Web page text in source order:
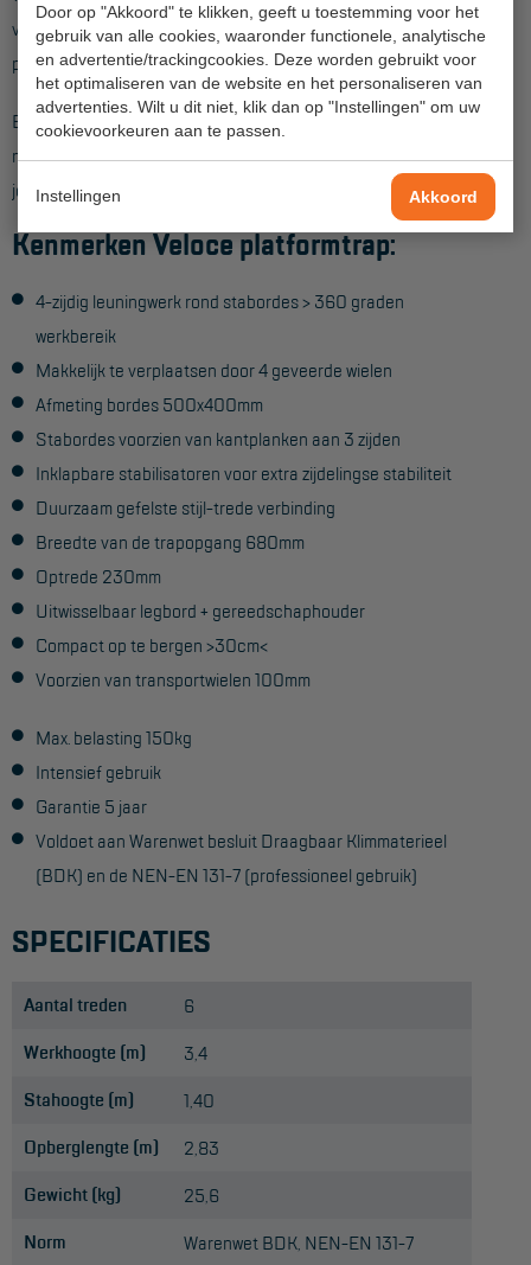
Door op "Akkoord" te klikken, geeft u toestemming voor het
gebruik van alle cookies, waaronder functionele, analytische
en advertentie/trackingcookies. Deze worden gebruikt voor
het optimaliseren van de website en het personaliseren van
advertenties. Wilt u dit niet, klik dan op "Instellingen" om uw
cookievoorkeuren aan te passen.
Instellingen Akkoord
Wet- en regelgeving
Garantie
Algemene voorwaarden
Webshop voorwaarden
voor een soepele geleiding zijn onderdelen op een aantal
plekken voorzien van kunststof bekleding.
Ben je klaar met het werk dan klap je de trap weer net zo
makkelijk in en met de transportwielen aan de voorzijde verrol
je hem zonder sjouwen weer naar de volgende klus.
Kenmerken Veloce platformtrap:
4-zijdig leuningwerk rond stabordes > 360 graden
werkbereik
Makkelijk te verplaatsen door 4 geveerde wielen
Afmeting bordes 500x400mm
Stabordes voorzien van kantplanken aan 3 zijden
Inklapbare stabilisatoren voor extra zijdelingse stabiliteit
Duurzaam gefelste stijl-trede verbinding
Breedte van de trapopgang 680mm
Optrede 230mm
Uitwisselbaar legbord + gereedschaphouder
Compact op te bergen >30cm<
Voorzien van transportwielen 100mm
Max. belasting 150kg
Intensief gebruik
Garantie 5 jaar
Voldoet aan Warenwet besluit Draagbaar Klimmaterieel
(BDK) en de NEN-EN 131-7 (professioneel gebruik)
SPECIFICATIES
Aantal treden 6
Werkhoogte (m) 3,4
Stahoogte (m) 1,40
Opberglengte (m) 2,83
Gewicht (kg) 25,6
Norm Warenwet BDK, NEN-EN 131-7